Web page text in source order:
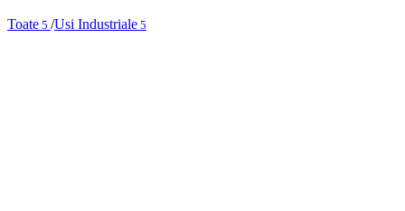
Toate 5 /Usi Industriale 5